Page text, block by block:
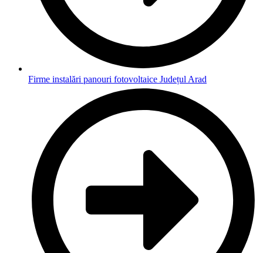
Firme instalări panouri fotovoltaice Județul Arad